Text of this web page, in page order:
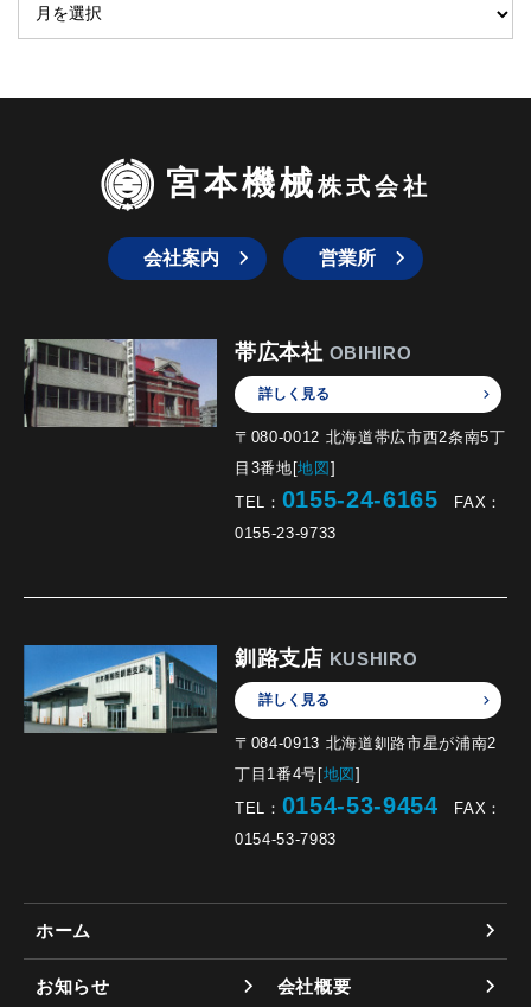
宮本機械株式会社
会社案内 営業所
帯広本社 OBIHIRO
詳しく見る
〒080-0012 北海道帯広市西2条南5丁
目3番地[地図]
TEL： 0155-24-6165 FAX：
0155-23-9733
釧路支店 KUSHIRO
詳しく見る
〒084-0913 北海道釧路市星が浦南2
丁目1番4号[地図]
TEL： 0154-53-9454 FAX：
0154-53-7983
ホーム
お知らせ 会社概要